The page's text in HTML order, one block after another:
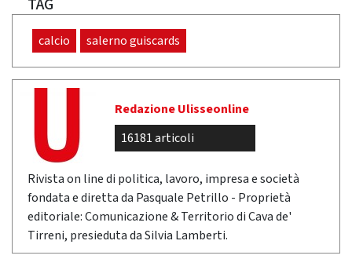
TAG
calcio salerno guiscards
Redazione Ulisseonline
16181 articoli
Rivista on line di politica, lavoro, impresa e società
fondata e diretta da Pasquale Petrillo - Proprietà
editoriale: Comunicazione & Territorio di Cava de'
Tirreni, presieduta da Silvia Lamberti.